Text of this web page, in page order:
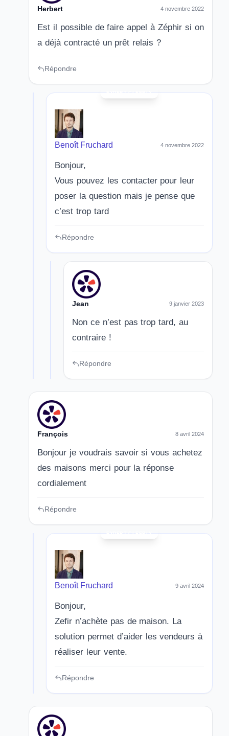
Herbert 4 novembre 2022
Est il possible de faire appel à Zéphir si on
a déjà contracté un prêt relais ?
Répondre
Benoît Fruchard 4 novembre 2022
Bonjour,
Vous pouvez les contacter pour leur
poser la question mais je pense que
c’est trop tard
Répondre
Jean 9 janvier 2023
Non ce n’est pas trop tard, au
contraire !
Répondre
François 8 avril 2024
Bonjour je voudrais savoir si vous achetez
des maisons merci pour la réponse
cordialement
Répondre
Benoît Fruchard 9 avril 2024
Bonjour,
Zefir n’achète pas de maison. La
solution permet d’aider les vendeurs à
réaliser leur vente.
Répondre